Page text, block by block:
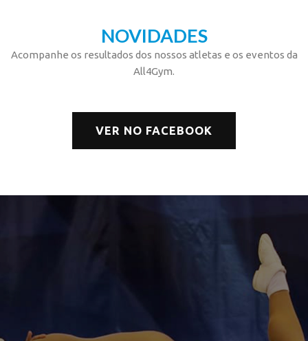
NOVIDADES
Acompanhe os resultados dos nossos atletas e os eventos da
All4Gym.
VER NO FACEBOOK